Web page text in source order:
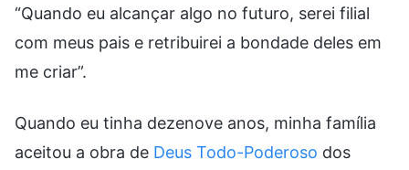
“Quando eu alcançar algo no futuro, serei filial
com meus pais e retribuirei a bondade deles em
me criar”.
Quando eu tinha dezenove anos, minha família
aceitou a obra de Deus Todo-Poderoso dos